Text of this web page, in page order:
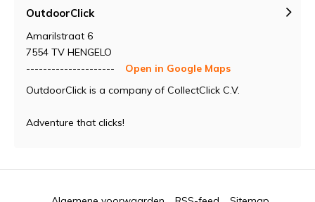
OutdoorClick
Amarilstraat 6
7554 TV HENGELO
---------------------
Open in Google Maps
OutdoorClick is a company of CollectClick C.V.
Adventure that clicks!